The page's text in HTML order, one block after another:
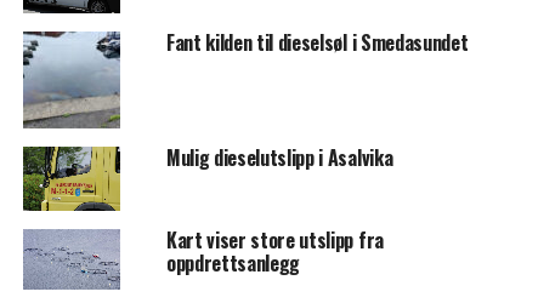
Fant kilden til dieselsøl i Smedasundet
Mulig dieselutslipp i Asalvika
Kart viser store utslipp fra
oppdrettsanlegg